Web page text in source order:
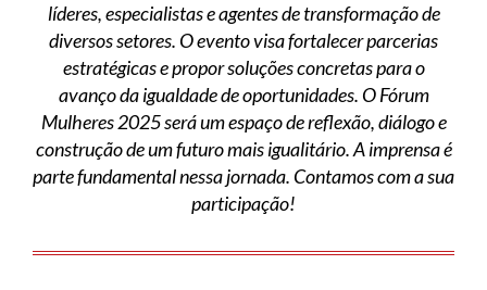
líderes, especialistas e agentes de transformação de
diversos setores. O evento visa fortalecer parcerias
estratégicas e propor soluções concretas para o
avanço da igualdade de oportunidades. O Fórum
Mulheres 2025 será um espaço de reflexão, diálogo e
construção de um futuro mais igualitário. A imprensa é
parte fundamental nessa jornada. Contamos com a sua
participação!